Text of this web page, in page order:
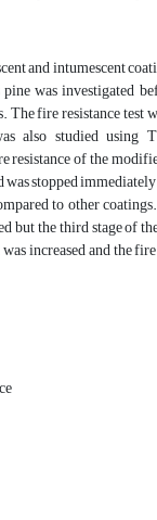
and intumescent
was investigated
fire resistance test
also studied using
resistance of the
stopped
to other
but the third stage of
increased and the